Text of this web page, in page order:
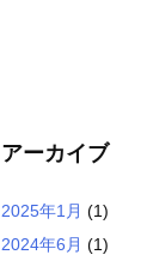
アーカイブ
2025年1月 (1)
2024年6月 (1)